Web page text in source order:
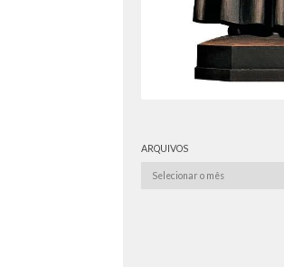
ARQUIVOS
Arquivos